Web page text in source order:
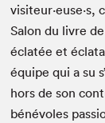
Salon du livre
éclatée et
équipe qui a su
hors de son
bénévoles